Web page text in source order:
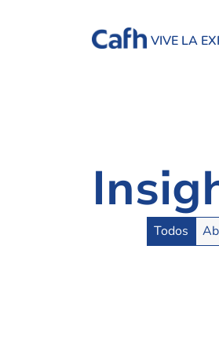
VIVE LA
Insights Buttons
Todos